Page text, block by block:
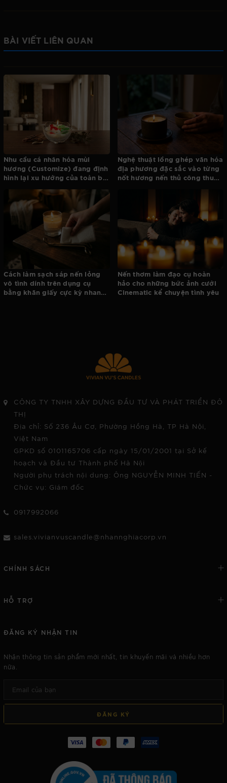
BÀI VIẾT LIÊN QUAN
Nhu cầu cá nhân hóa mùi
hương (Customize) đang định
hình lại xu hướng của toàn bộ
Nghệ thuật lồng ghép văn hóa
địa phương đặc sắc vào từng
nốt hương nến thủ công thuần
Cách làm sạch sáp nến lỏng
vô tình dính trên dụng cụ
bằng khăn giấy cực kỳ nhanh
Nến thơm làm đạo cụ hoàn
hảo cho những bức ảnh cưới
Cinematic kể chuyện tình yêu
CÔNG TY TNHH XÂY DỰNG ĐẦU TƯ VÀ PHÁT TRIỂN ĐÔ
THỊ
Địa chỉ: Số 236 Âu Cơ, Phường Hồng Hà, TP Hà Nội,
Việt Nam
GPKD số 0101165706 cấp ngày 15/01/2001 tại Sở kế
hoạch và Đầu tư Thành phố Hà Nội
Người phụ trách nội dung: Ông NGUYỄN MINH TIẾN -
Chức vụ: Giám đốc
0917992066
sales.vivianvuscandle@nhannghiacorp.vn
CHÍNH SÁCH
HỖ TRỢ
ĐĂNG KÝ NHẬN TIN
Nhận thông tin sản phẩm mới nhất, tin khuyến mãi và nhiều hơn
nữa.
ĐĂNG KÝ